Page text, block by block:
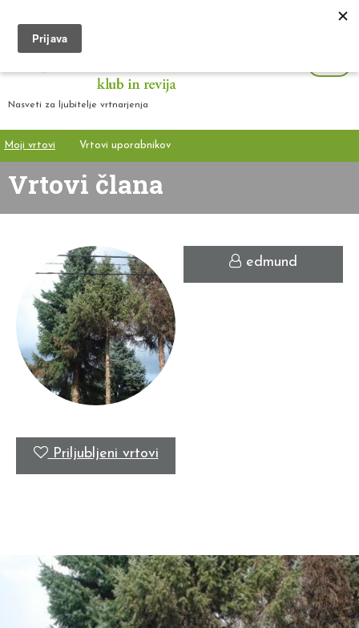
Nasveti za ljubitelje vrtnarjenja
Moji vrtovi Vrtovi uporabnikov
Vrtovi člana
edmund
Priljubljeni vrtovi